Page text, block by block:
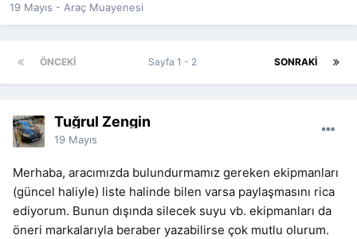
19 Mayıs - Araç Muayenesi
ÖNCEKI SONRAKI
Sayfa 1 - 2
Tuğrul Zengin
19 Mayıs
Merhaba, aracımızda bulundurmamız gereken ekipmanları
(güncel haliyle) liste halinde bilen varsa paylaşmasını rica
ediyorum. Bunun dışında silecek suyu vb. ekipmanları da
öneri markalarıyla beraber yazabilirse çok mutlu olurum.